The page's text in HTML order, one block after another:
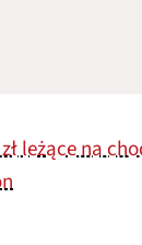
leżące na